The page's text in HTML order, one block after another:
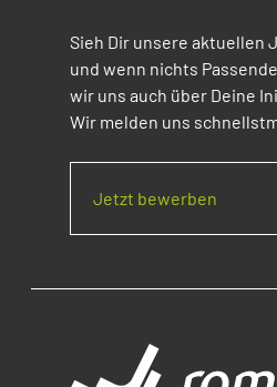
Sieh Dir unsere aktuellen
und wenn nichts
wir uns auch über Deine
Wir melden uns
Jetzt bewerben